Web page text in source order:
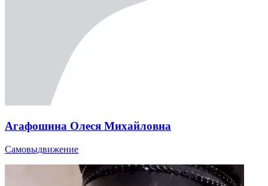
Агафошина Олеся Михайловна
Самовыдвижение